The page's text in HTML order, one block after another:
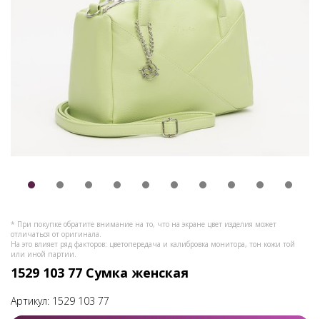
* При покупке обратите внимание на то, что на экране цвет изделия может
отличаться от оригинала.
На это влияет ряд факторов: цветопередача и калибровка монитора, тон кожи той
или иной партии.
1529 103 77 Сумка женская
Артикул: 1529 103 77